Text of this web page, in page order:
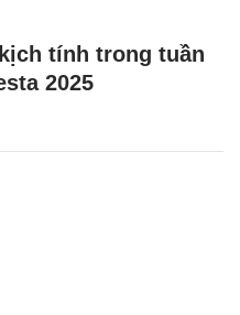
tính trong tuần
2025